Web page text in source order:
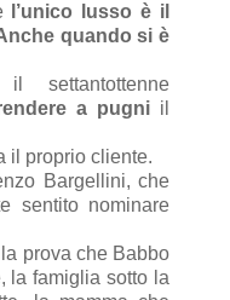
l’unico lusso è il
quando si è
a pugni il
il proprio cliente.
Bargellini, che
sentito nominare
prova che Babbo
la famiglia sotto la